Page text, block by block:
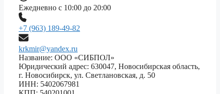
Ежедневно с 10:00 до 20:00
+7 (963) 189-49-82
krkmir@yandex.ru
Название: ООО «СИБПОЛ»
Юридический адрес: 630047, Новосибирская область,
г. Новосибирск, ул. Светлановская, д. 50
ИНН: 5402067981